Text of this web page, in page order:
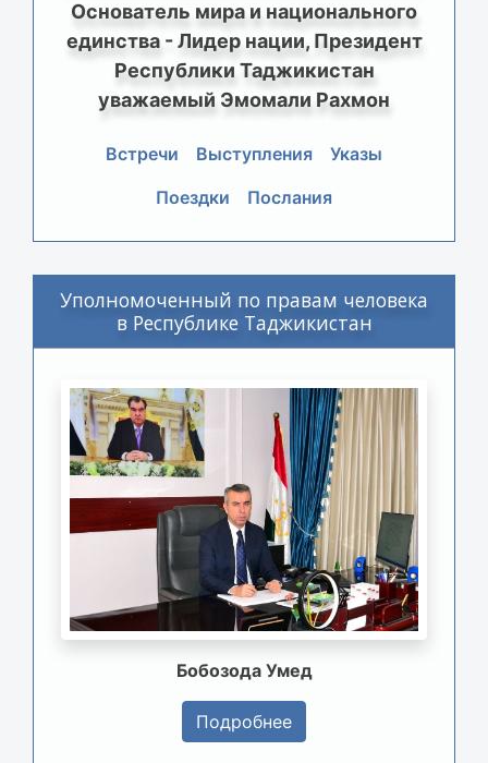
Основатель мира и национального
единства - Лидер нации, Президент
Республики Таджикистан
уважаемый Эмомали Рахмон
Встречи Выступления
Указы
Поездки
Послания
Уполномоченный по правам человека
в Республике Таджикистан
Бобозода Умед
Подробнее